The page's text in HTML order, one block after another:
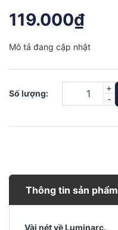
119.000₫
Mô tả đang cập nhật
Số lượng:
-
+
Thông tin sản phẩm
Vài nét về Luminarc.